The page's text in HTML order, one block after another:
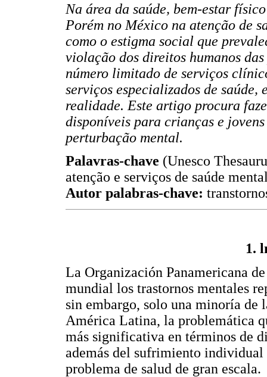
Na área da saúde, bem-estar
Porém no México na atenção de
como o estigma social que
violação dos direitos humanos
número limitado de serviços
serviços especializados de saúde,
realidade. Este artigo procura
disponíveis para crianças e
perturbação mental.
Palavras-chave (Unesco
atenção e serviços de saúde
Autor palabras-chave:
1.
La Organización Panamericana
mundial los trastornos mentales
sin embargo, solo una minoría de
América Latina, la problemática
más significativa en términos de
además del sufrimiento
problema de salud de gran escala.